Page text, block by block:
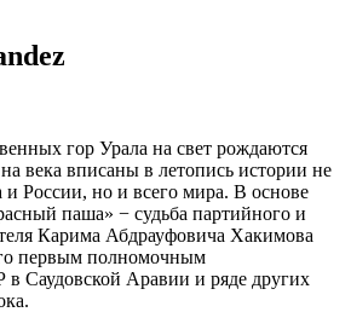
гор Урала на свет рождаются
века вписаны в летопись истории не
и России, но и всего мира. В основе
паша» − судьба партийного и
Карима Абдрауфовича Хакимова
первым полномочным
Саудовской Аравии и ряде других